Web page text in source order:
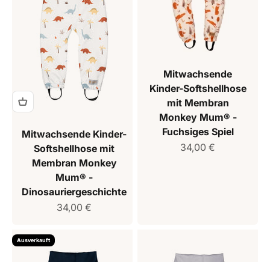
Mitwachsende Kinder-
Softshellhose mit
Membran Monkey
Mum® -
Dinosauriergeschichte
Verkaufspreis
34,00 €
Mitwachsende
Kinder-Softshellhose
mit Membran
Monkey Mum® -
Fuchsiges Spiel
Verkaufspreis
34,00 €
Ausverkauft